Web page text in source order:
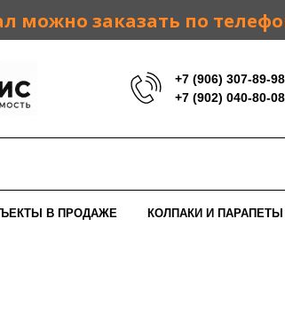
можно заказать по
+7 (906) 307-89-98
+7 (902) 040-80-08
В ПРОДАЖЕ КОЛПАКИ И ПАРАПЕТЫ